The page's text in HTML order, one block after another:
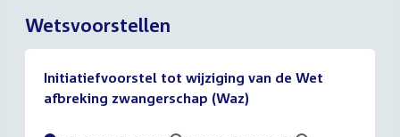
Wetsvoorstellen
Initiatiefvoorstel tot wijziging van de Wet
afbreking zwangerschap (Waz)